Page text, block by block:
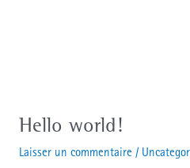
Hello world!
Laisser un commentaire /
Hello